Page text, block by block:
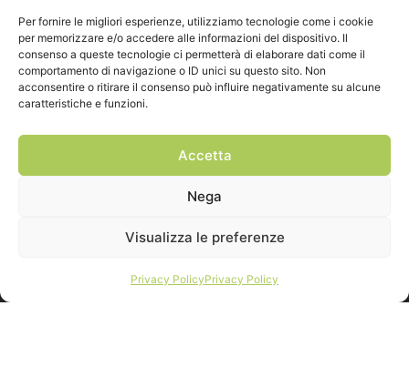
Per fornire le migliori esperienze, utilizziamo tecnologie come i cookie
per memorizzare e/o accedere alle informazioni del dispositivo. Il
consenso a queste tecnologie ci permetterà di elaborare dati come il
comportamento di navigazione o ID unici su questo sito. Non
acconsentire o ritirare il consenso può influire negativamente su alcune
caratteristiche e funzioni.
Accetta
Nega
Visualizza le preferenze
Privacy PolicyPrivacy Policy
professionali per
garantire sicurezza,
comfort ed efficienza
energetica.